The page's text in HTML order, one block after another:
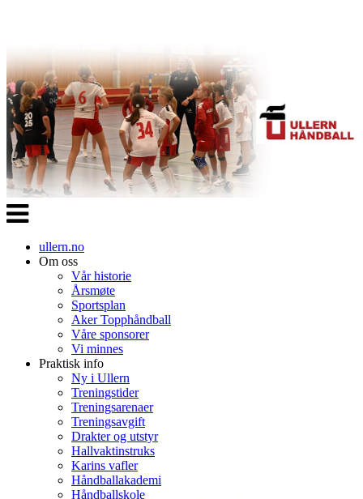
Veksle
navigasjon
ullern.no
Om oss
Vår historie
Årsmøte
Sportsplan
Aker Topphåndball
Våre sponsorer
Vi minnes
Praktisk info
Ny i Ullern
Treningstider
Treningsarenaer
Treningsavgift
Drakter og utstyr
Hallvaktinstruks
Karins vafler
Håndballakademi
Håndballskole